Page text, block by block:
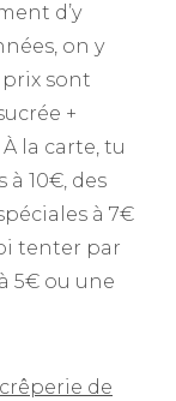
d’y
on y
sont
+
la carte, tu
10€, des
à 7€
tenter par
5€ ou une
de